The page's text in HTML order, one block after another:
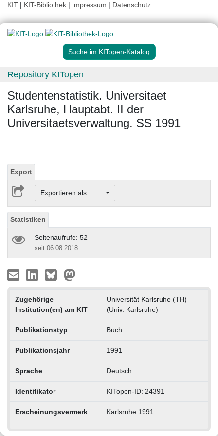
KIT | KIT-Bibliothek | Impressum | Datenschutz
Suche im KITopen-Katalog
Repository KITopen
Studentenstatistik. Universitaet
Karlsruhe, Hauptabt. II der
Universitaetsverwaltung. SS 1991
Export
Exportieren als ...
Statistiken
Seitenaufrufe: 52
seit 06.08.2018
Zugehörige
Institution(en) am KIT
Universität Karlsruhe (TH)
(Univ. Karlsruhe)
Publikationstyp Buch
Publikationsjahr 1991
Sprache Deutsch
Identifikator KITopen-ID: 24391
Erscheinungsvermerk Karlsruhe 1991.